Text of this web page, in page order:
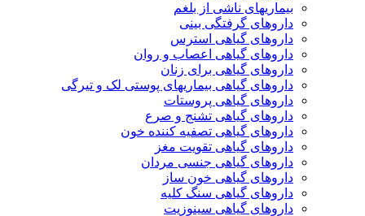
بیماریهای ناشی از بلغم
داروهای گرفتگی بینی
داروهای گیاهی استرس
داروهای گیاهی اعصاب و روان
داروهای گیاهی برای زنان
داروهای گیاهی بیماریهای پوستی لک و تیرگی
داروهای گیاهی پروستات
داروهای گیاهی تشنج و صرع
داروهای گیاهی تصفیه کننده خون
داروهای گیاهی تقویت مغز
داروهای گیاهی جنسی مردان
داروهای گیاهی خون ساز
داروهای گیاهی سنگ کلیه
داروهای گیاهی سینوزیت